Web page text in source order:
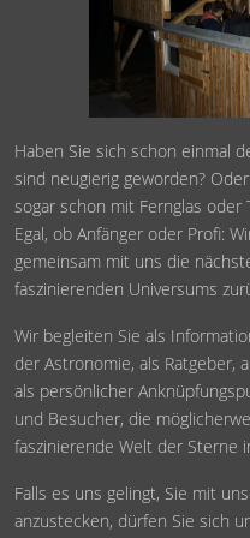
Haben Sie sich schon einmal
sind neugierig geworden?
sogar schon mit Fernglas
Egal, ob Anfänger oder Profi:
gemeinsam mit uns die
faszinierenden Universums
Wir begleiten Sie als
der Astronomie, als Ratgeber,
als persönlicher
und Besucher, die
faszinierende Welt der Sterne
Falls es uns gelingt, Sie mit
anzustecken, dürfen Sie sich